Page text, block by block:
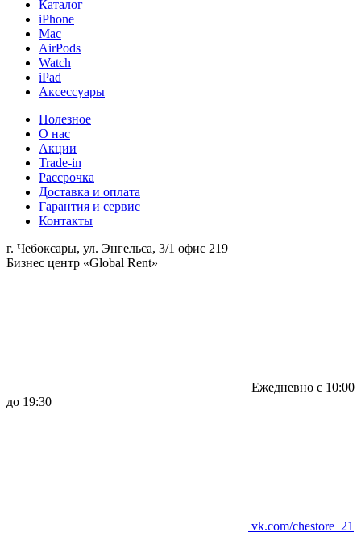
Каталог
iPhone
Mac
AirPods
Watch
iPad
Аксессуары
Полезное
О нас
Акции
Trade-in
Рассрочка
Доставка и оплата
Гарантия и сервис
Контакты
г. Чебоксары, ул. Энгельса, 3/1 офис 219
Бизнес центр «Global Rent»
Ежедневно с 10:00
до 19:30
vk.com/chestore_21